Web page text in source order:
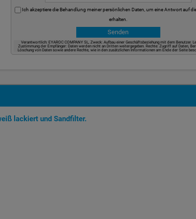
Ich akzeptiere die Behandlung meiner persönlichen Daten, um eine Antwort auf
erhalten.
Verantwortlich: EYAROC COMPANY SL, Zweck: Aufbau einer Geschäftsbeziehung mit dem Benutzer.
Zustimmung der Empfänger: Daten werden nicht an Dritten weitergegeben. Rechte: Zugriff auf Daten,
Löschung von Daten sowie andere Rechte, wie in den zusätzlichen Informationen am Ende der Seite
lackiert und Sandfilter.